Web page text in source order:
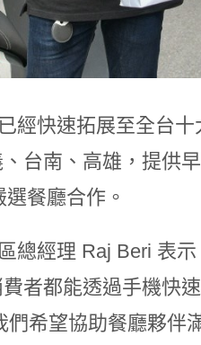
經快速拓展至全台
台南、高雄，提供
餐廳合作。
總經理 Raj Beri 表
者都能透過手機快
希望協助餐廳夥伴